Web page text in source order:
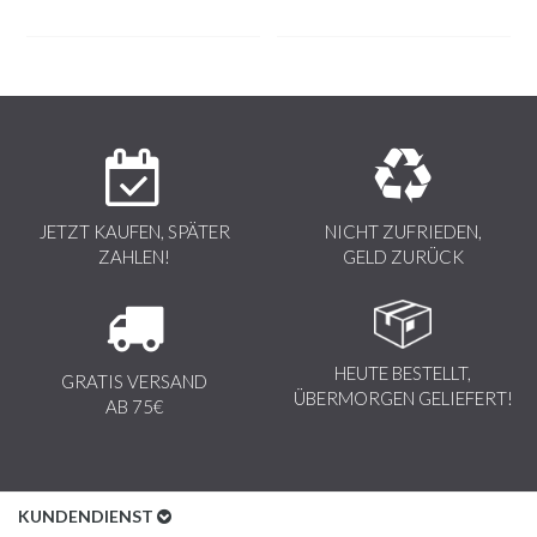
JETZT KAUFEN, SPÄTER
ZAHLEN!
NICHT ZUFRIEDEN,
GELD ZURÜCK
GRATIS VERSAND
AB 75€
HEUTE BESTELLT,
ÜBERMORGEN GELIEFERT!
KUNDENDIENST